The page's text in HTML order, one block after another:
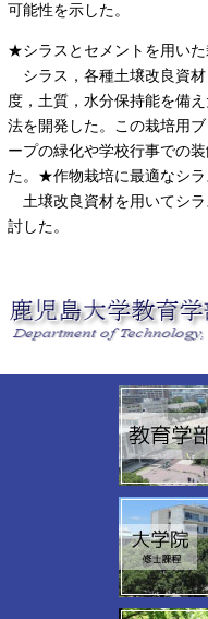
可能性を示した。
★シラスとセメントを用い
シラス，各種土壌改良資
度，土質，水分保持能を備
法を開発した。この栽培用
ープの緑化や学校行事での
た。★作物栽培に最適なシ
土壌改良資材を用いてシ
討した。